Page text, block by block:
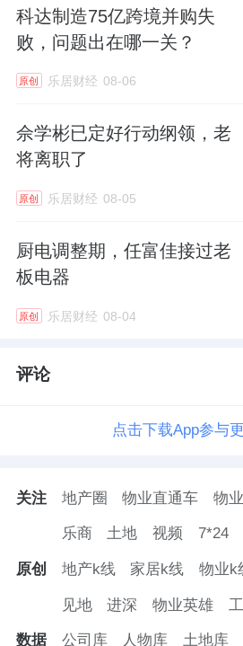
科达制造75亿跨境并购失
败，问题出在哪一关？
原创 乐居财经 08-06
佘学彬已定好行动纲领，老
将离职了
原创 乐居财经 08-05
厨电调整期，任富佳接过老
板电器
原创 乐居财经 08-04
评论
点击下载App参与
关注 地产圈 物业直通车 物
乐商 土地 视频 7*24
原创 地产k线 家居k线 物业k
见地 进深 物业英雄
数据 公司库 人物库 土地库